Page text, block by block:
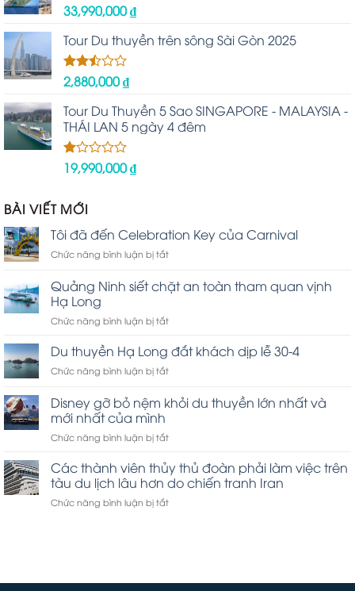
33,990,000₫
Tour Du thuyền trên sông Sài Gòn 2025
Được
hạng
2.48
5 sao
2,880,000₫
Tour Du Thuyền 5 Sao SINGAPORE - MALAYSIA -
THÁI LAN 5 ngày 4 đêm
Được
1.00
5
sao
19,990,000₫
BÀI VIẾT MỚI
Tôi đã đến Celebration Key của Carnival
Chức năng bình luận bị tắtở
đã
đến
Key
Carnival
Quảng Ninh siết chặt an toàn tham quan vịnh
Hạ Long
Chức năng bình luận bị tắtở
Ninh
siết
chặt
toàn
vịnh
Long
Du thuyền Hạ Long đắt khách dịp lễ 30-4
Chức năng bình luận bị tắtở
thuyền
Hạ
đắt
dịp
lễ
30-
4
Disney gỡ bỏ nệm khỏi du thuyền lớn nhất và
mới nhất của mình
Chức năng bình luận bị tắtở
bỏ
nệm
khỏi
mới
Các thành viên thủy thủ đoàn phải làm việc trên
tàu du lịch lâu hơn do chiến tranh Iran
Chức năng bình luận bị tắtở
đoàn